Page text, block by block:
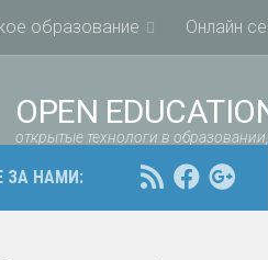
образование Онлайн
OPEN
открытые технологи в
ЗА НАМИ: